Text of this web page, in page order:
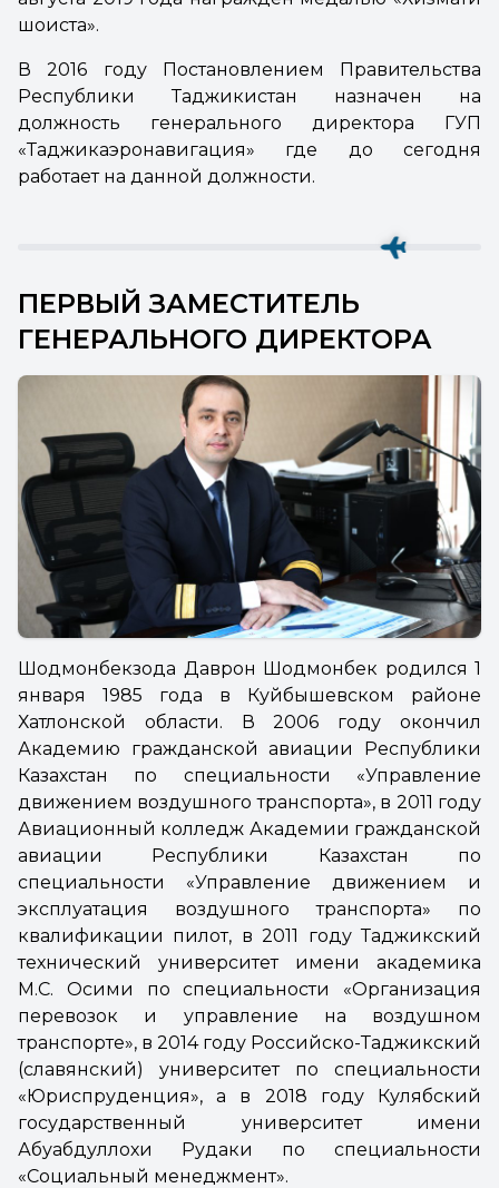
шоиста».
В 2016 году Постановлением Правительства
Республики Таджикистан назначен на
должность генерального директора ГУП
«Таджикаэронавигация» где до сегодня
работает на данной должности.
ПЕРВЫЙ ЗАМЕСТИТЕЛЬ
ГЕНЕРАЛЬНОГО ДИРЕКТОРА
Шодмонбекзода Даврон Шодмонбек родился 1
января 1985 года в Куйбышевском районе
Хатлонской области. В 2006 году окончил
Академию гражданской авиации Республики
Казахстан по специальности «Управление
движением воздушного транспорта», в 2011 году
Авиационный колледж Академии гражданской
авиации Республики Казахстан по
специальности «Управление движением и
эксплуатация воздушного транспорта» по
квалификации пилот, в 2011 году Таджикский
технический университет имени академика
М.С. Осими по специальности «Организация
перевозок и управление на воздушном
транспорте», в 2014 году Российско-Таджикский
(славянский) университет по специальности
«Юриспруденция», а в 2018 году Кулябский
государственный университет имени
Абуабдуллохи Рудаки по специальности
«Социальный менеджмент».